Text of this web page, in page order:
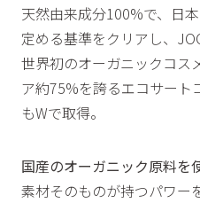
天然由来成分100%で、日
定める基準をクリアし、
世界初のオーガニックコス
ア約75%を誇るエコサート
もWで取得。
国産のオーガニック原料を
素材そのものが持つパワー